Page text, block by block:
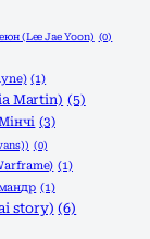
(Lee Jae Yoon) (0)
(1)
Martin) (5)
(3)
(0)
(1)
(1)
story) (6)